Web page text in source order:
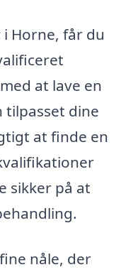
Horne, får du
at lave en
tilpasset dine
at finde en
sikker på at
nåle, der